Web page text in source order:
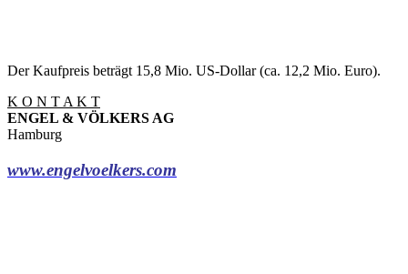
Der Kaufpreis beträgt 15,8 Mio. US-Dollar (ca. 12,2 Mio. Euro).
K O N T A K T
ENGEL & VÖLKERS AG
Hamburg
www.engelvoelkers.com